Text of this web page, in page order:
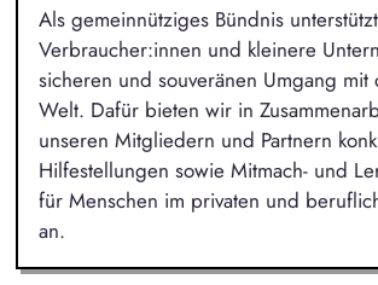
Als gemeinnütziges Bündnis
Verbraucher:innen und kleinere
sicheren und souveränen Umgang
Welt. Dafür bieten wir in
unseren Mitgliedern und Partnern
Hilfestellungen sowie Mitmach- und
für Menschen im privaten und
an.